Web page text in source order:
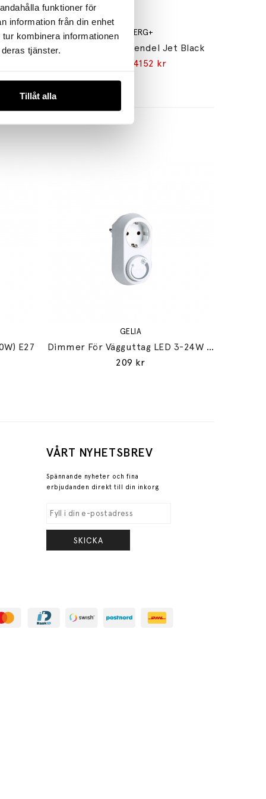
funktioner för
information från din enhet
kombinera informationen
tjänster.
Tillåt alla
Glass
WÄSTBERG+
Sempé w103 s1 Pendel Jet Black
4152 kr
E27
GELIA
Dimmer För Vägguttag LED 3-24W Glödljus 30-200W
209 kr
VÅRT NYHETSBREV
Spännande nyheter och fina
erbjudanden direkt till din inkorg
SKICKA